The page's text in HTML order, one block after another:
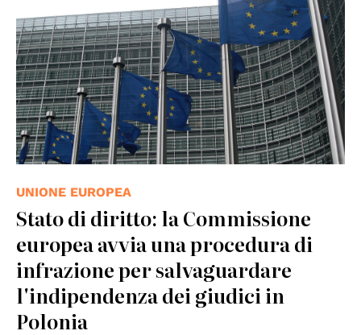
UNIONE EUROPEA
Stato di diritto: la Commissione
europea avvia una procedura di
infrazione per salvaguardare
l'indipendenza dei giudici in
Polonia